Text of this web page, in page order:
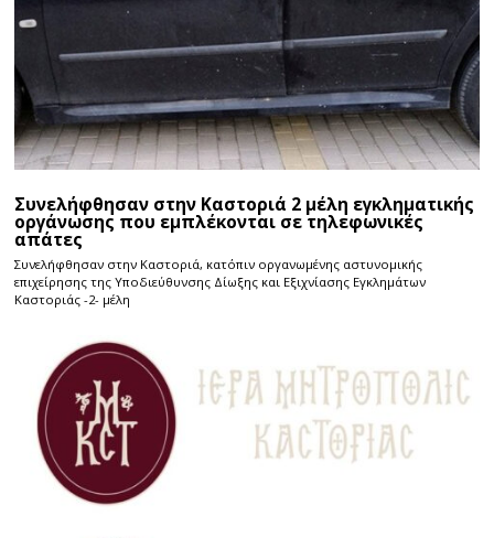
Συνελήφθησαν στην Καστοριά 2 μέλη εγκληματικής
οργάνωσης που εμπλέκονται σε τηλεφωνικές
απάτες
Συνελήφθησαν στην Καστοριά, κατόπιν οργανωμένης αστυνομικής
επιχείρησης της Υποδιεύθυνσης Δίωξης και Εξιχνίασης Εγκλημάτων
Καστοριάς -2- μέλη